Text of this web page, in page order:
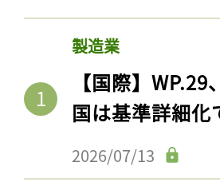
製造業
【国際】
国は基準詳細化
2026/07/13